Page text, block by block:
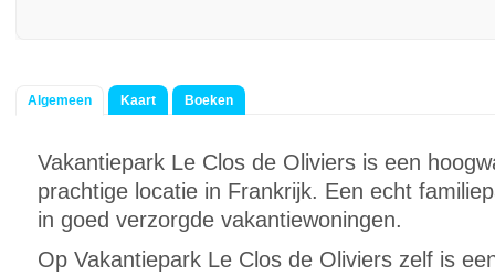
Algemeen Kaart Boeken
Vakantiepark Le Clos de Oliviers is een
prachtige locatie in Frankrijk. Een echt
in goed verzorgde vakantiewoningen.
Op Vakantiepark Le Clos de Oliviers zelf is